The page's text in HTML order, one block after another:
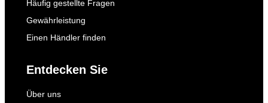
Häufig gestellte Fragen
Gewährleistung
Einen Händler finden
Entdecken Sie
Über uns